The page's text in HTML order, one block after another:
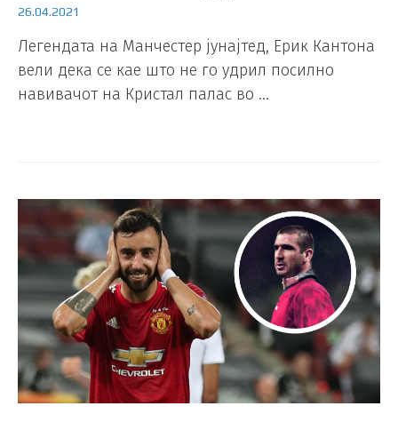
26.04.2021
Легендата на Манчестер јунајтед, Ерик Кантона
вели дека се кае што не го удрил посилно
навивачот на Кристал палас во …